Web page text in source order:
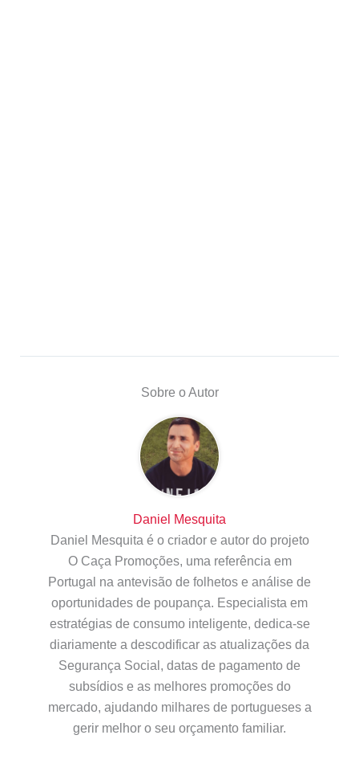
Sobre o Autor
Daniel Mesquita
Daniel Mesquita é o criador e autor do projeto
O Caça Promoções, uma referência em
Portugal na antevisão de folhetos e análise de
oportunidades de poupança. Especialista em
estratégias de consumo inteligente, dedica-se
diariamente a descodificar as atualizações da
Segurança Social, datas de pagamento de
subsídios e as melhores promoções do
mercado, ajudando milhares de portugueses a
gerir melhor o seu orçamento familiar.